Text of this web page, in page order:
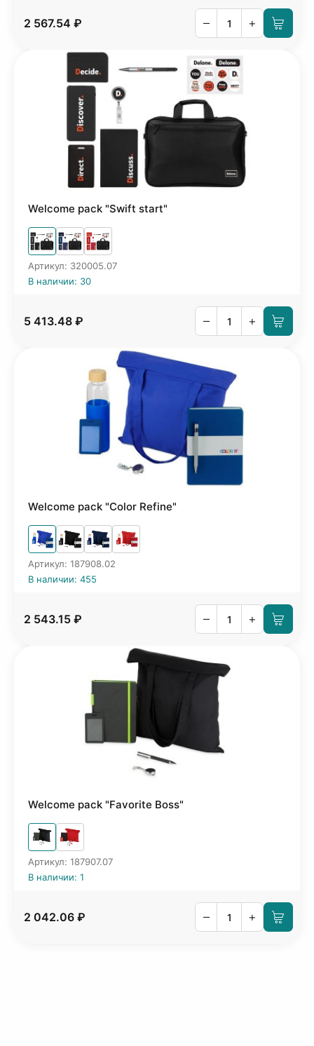
2 567.54 ₽ – +
Welcome pack "Swift start"
Артикул: 320005.07
В наличии: 30
5 413.48 ₽ – +
Welcome pack "Color Refine"
Артикул: 187908.02
В наличии: 455
2 543.15 ₽ – +
Welcome pack "Favorite Boss"
Артикул: 187907.07
В наличии: 1
2 042.06 ₽ – +